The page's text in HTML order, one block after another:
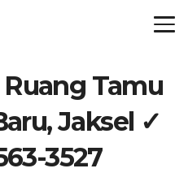
Tamu
Jaksel ✓
3527